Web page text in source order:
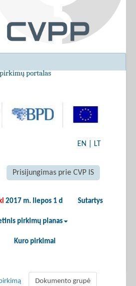
portalas
EN LT
Prisijungimas prie CVP IS
2017 m. liepos 1 d Sutartys
pirkimų planas
Kuro pirkimai
Dokumento grupė